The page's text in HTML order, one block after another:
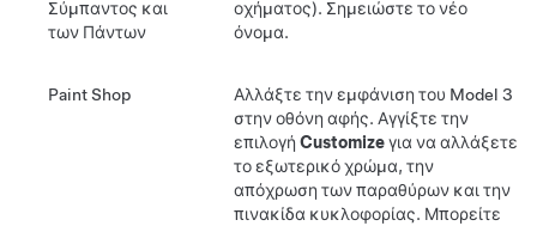
Σύμπαντος και
των Πάντων
οχήματος). Σημειώστε το νέο
όνομα.
Paint Shop Αλλάξτε την εμφάνιση του Model 3
στην οθόνη αφής. Αγγίξτε την
επιλογή Customizeγια να αλλάξετε
το εξωτερικό χρώμα, την
απόχρωση των παραθύρων και την
πινακίδα κυκλοφορίας. Μπορείτε